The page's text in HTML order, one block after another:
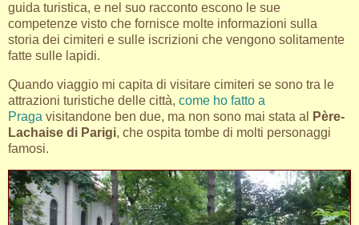
guida turistica, e nel suo racconto escono le sue
competenze visto che fornisce molte informazioni sulla
storia dei cimiteri e sulle iscrizioni che vengono solitamente
fatte sulle lapidi.
Quando viaggio mi capita di visitare cimiteri se sono tra le
attrazioni turistiche delle città, come ho fatto a
Praga visitandone ben due, ma non sono mai stata al
Père-
Lachaise di Parigi, che ospita tombe di molti personaggi
famosi.